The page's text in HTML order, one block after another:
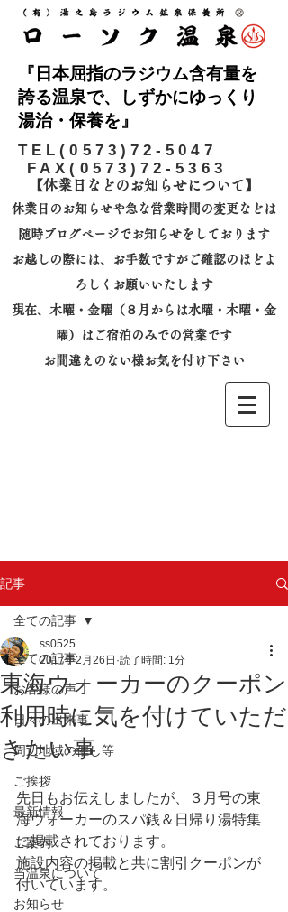
『日本屈指のラジウム含有量を
誇る温泉で、しずかにゆっくり
湯治・保養を』
​TEL(0573)72-5047
FAX(0573)72-5363
【休業日などのお知らせについて】​
休業日のお知らせや急な営業時間の変更などは
随時ブログページでお知らせをしております
お越しの際には、
お手数ですがご確認のほどよ
ろしくお願いいたします
​現在、木曜・金曜（８月からは水曜・木曜・金
曜）はご宿泊のみでの営業です
お間違えのない様お気を付け下さい
記事
全ての記事
お客様の声
日々の出来事
周辺地域の催し等
ご挨拶
最新情報
ご案内
当温泉について
お知らせ
全ての記事
東海ウォーカーのクーポン
利用時に気を付けていただ
きたい事
ss0525
2017年2月26日 読了時間: 1分
先日もお伝えしましたが、３月号の東
海ウォーカーのスパ銭＆日帰り湯特集
に掲載されております。
施設内容の掲載と共に割引クーポンが
付いています。